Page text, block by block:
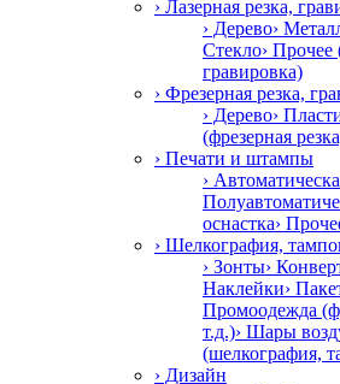
› Лазерная резка,
› Дерево›
Стекло› Прочее
гравировка)
› Фрезерная резка,
› Дерево›
(фрезерная
› Печати и штампы
›
оснастка›
› Шелкография,
› Зонты›
Наклейки›
Промоодежда
т.д.)› Шары
(шелкография,
› Дизайн